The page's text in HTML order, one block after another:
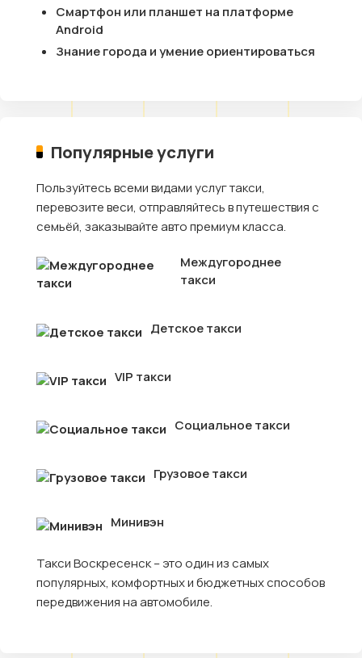
Смартфон или планшет на платформе
Android
Знание города и умение ориентироваться
Популярные услуги
Пользуйтесь всеми видами услуг такси,
перевозите веси, отправляйтесь в путешествия с
семьёй, заказывайте авто премиум класса.
Междугороднее
такси
Детское такси
VIP такси
Социальное такси
Грузовое такси
Минивэн
Такси Воскресенск – это один из самых
популярных, комфортных и бюджетных способов
передвижения на автомобиле.